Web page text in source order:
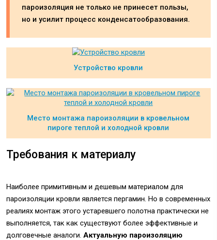
пароизоляция не только не принесет пользы,
но и усилит процесс конденсатообразования.
Устройство кровли
Место монтажа пароизоляции в кровельном
пироге теплой и холодной кровли
Требования к материалу
Наиболее примитивным и дешевым материалом для
пароизоляции кровли является пергамин. Но в современных
реалиях монтаж этого устаревшего полотна практически не
выполняется, так как существуют более эффективные и
долговечные аналоги.Актуальную пароизоляцию